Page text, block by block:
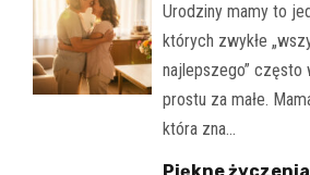
Urodziny mamy to
których zwykłe
najlepszego” często
prostu za małe.
która zna…